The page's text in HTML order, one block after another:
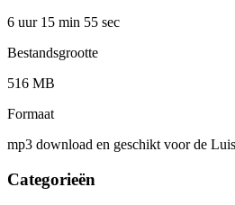
6 uur 15 min 55 sec
Bestandsgrootte
516 MB
Formaat
mp3 download en geschikt voor de
Categorieën